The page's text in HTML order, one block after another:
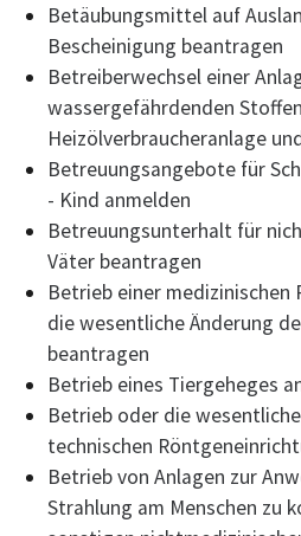
Betäubungsmittel auf
Bescheinigung beantragen
Betreiberwechsel einer
wassergefährdenden
Heizölverbraucheranlage
Betreuungsangebote für
- Kind anmelden
Betreuungsunterhalt für
Väter beantragen
Betrieb einer
die wesentliche Änderung
beantragen
Betrieb eines Tiergeheges
Betrieb oder die
technischen
Betrieb von Anlagen zur
Strahlung am Menschen zu